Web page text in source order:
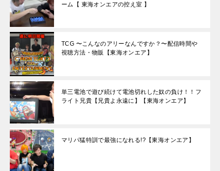
ーム【 東海オンエアの控え室 】
TCG 〜こんなのアリーなんですか？〜配信時間や
視聴方法・物販【東海オンエア】
単三電池で遊び続けて電池切れした奴の負け！！フ
ライト兄貴【兄貴よ永遠に】【東海オンエア】
マリパ猛特訓で最強になれる!?【東海オンエア】